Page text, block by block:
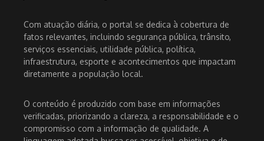
Com atuação diária, o portal se dedica à cobertura de
fatos relevantes, incluindo segurança pública, trânsito,
serviços essenciais, utilidade pública, política,
infraestrutura, esporte e acontecimentos que impactam
diretamente a população local.
O conteúdo é produzido com base em informações
verificadas, priorizando a clareza, a responsabilidade e o
compromisso com a informação de qualidade. A